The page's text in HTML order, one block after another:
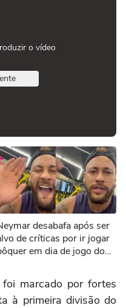
o vídeo
desabafa após ser
de críticas por ir jogar
em dia de jogo do
vida’
foi marcado por fortes
à primeira divisão do